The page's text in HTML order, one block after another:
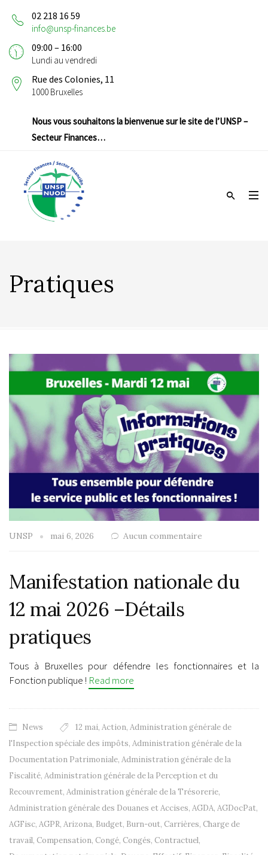
02 218 16 59
info@unsp-finances.be
09:00 – 16:00
Lundi au vendredi
Rue des Colonies, 11
1000 Bruxelles
Nous vous souhaitons la bienvenue sur le site de l’UNSP –
Secteur Finances…
Pratiques
UNSP mai 6, 2026 Aucun commentaire
Manifestation nationale du
12 mai 2026 –Détails
pratiques
Tous à Bruxelles pour défendre les fonctionnaires et la
Fonction publique ! Read more
News 12 mai, Action, Administration générale de
l'Inspection spéciale des impôts, Administration générale de la
Documentation Patrimoniale, Administration générale de la
Fiscalité, Administration générale de la Perception et du
Recouvrement, Administration générale de la Trésorerie,
Administration générale des Douanes et Accises, AGDA, AGDocPat,
AGFisc, AGPR, Arizona, Budget, Burn-out, Carrières, Charge de
travail, Compensation, Congé, Congés, Contractuel,